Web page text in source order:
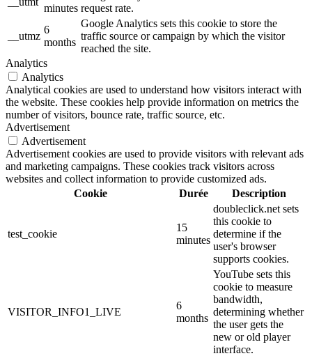
minutes request rate.
__utmz
6
months
Google Analytics sets this cookie to store the
traffic source or campaign by which the visitor
reached the site.
Analytics
Analytics
Analytical cookies are used to understand how visitors interact with
the website. These cookies help provide information on metrics the
number of visitors, bounce rate, traffic source, etc.
Advertisement
Advertisement
Advertisement cookies are used to provide visitors with relevant ads
and marketing campaigns. These cookies track visitors across
websites and collect information to provide customized ads.
Cookie
Durée Description
test_cookie
15
minutes
doubleclick.net sets
this cookie to
determine if the
user's browser
supports cookies.
VISITOR_INFO1_LIVE
6
months
YouTube sets this
cookie to measure
bandwidth,
determining whether
the user gets the
new or old player
interface.